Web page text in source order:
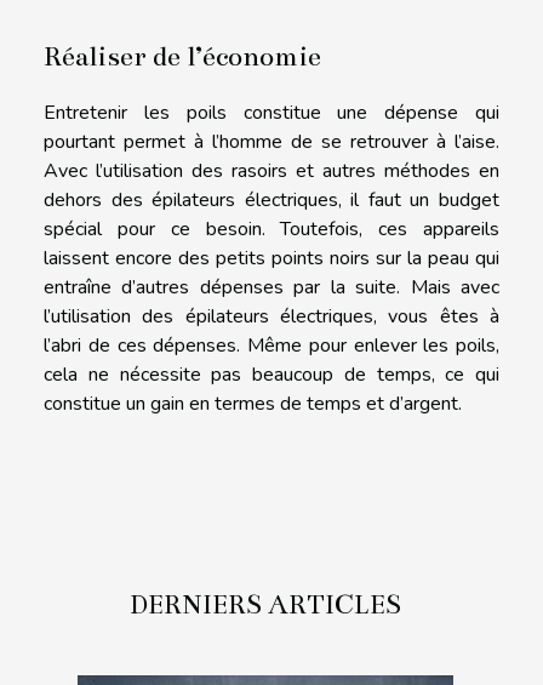
Réaliser de l’économie
Entretenir les poils constitue une dépense qui
pourtant permet à l’homme de se retrouver à l’aise.
Avec l’utilisation des rasoirs et autres méthodes en
dehors des épilateurs électriques, il faut un budget
spécial pour ce besoin. Toutefois, ces appareils
laissent encore des petits points noirs sur la peau qui
entraîne d’autres dépenses par la suite. Mais avec
l’utilisation des épilateurs électriques, vous êtes à
l’abri de ces dépenses. Même pour enlever les poils,
cela ne nécessite pas beaucoup de temps, ce qui
constitue un gain en termes de temps et d’argent.
DERNIERS ARTICLES